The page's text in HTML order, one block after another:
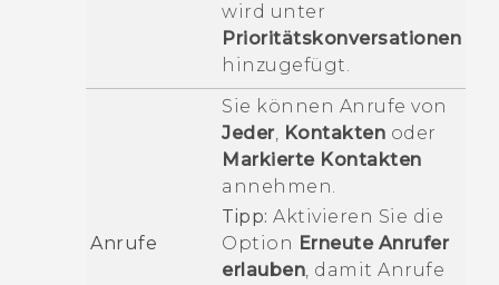
wird unter
Prioritätskonversationen
hinzugefügt.
Anrufe
Sie können Anrufe von
Jeder, Kontakten oder
Markierte Kontakten
annehmen.
Tipp: Aktivieren Sie die
Option Erneute Anrufer
erlauben, damit Anrufe